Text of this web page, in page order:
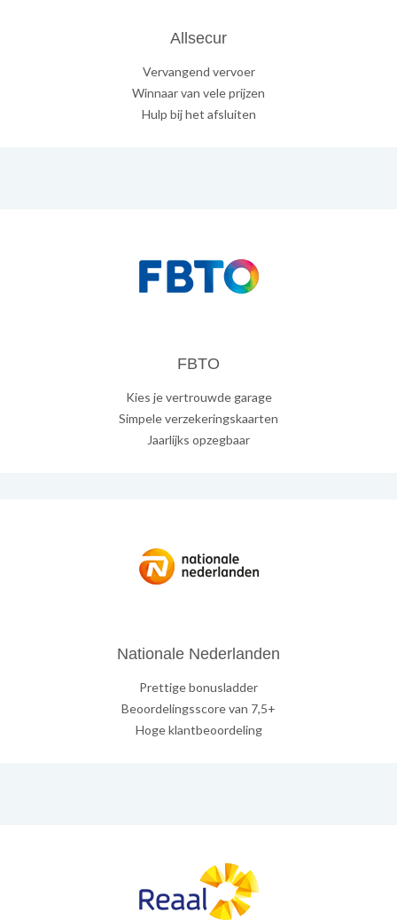
Allsecur
Vervangend vervoer
Winnaar van vele prijzen
Hulp bij het afsluiten
FBTO
Kies je vertrouwde garage
Simpele verzekeringskaarten
Jaarlijks opzegbaar
Nationale Nederlanden
Prettige bonusladder
Beoordelingsscore van 7,5+
Hoge klantbeoordeling